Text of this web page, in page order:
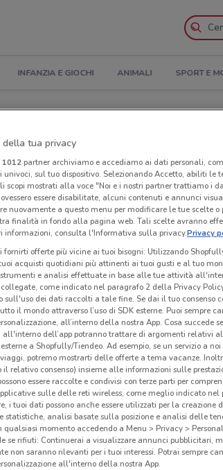
INFANZIA E GIOCHI ANIMALI SPORT E
e Indirizzi
Roma
volantini nella tua zona. Riprova più
della tua privacy
1012partner archiviamo e accediamo ai dati personali,
sul tuo dispositivo. Selezionando Accetto, abiliti le
scopi mostrati alla voce "Noi e i nostri partner trattiamo i
essere disabilitate, alcuni contenuti e annunci
nuovamente a questo menu per modificare le tue scelte
finalità in fondo alla pagina web. Tali scelte avranno
informazioni, consulta l'Informativa sulla privacy.Privacy
fornirti offerte più vicine ai tuoi bisogni: Utilizzando
acquisti quotidiani più attinenti ai tuoi gusti e al tuo
e analisi effettuate in base alle tue attività
come indicato nel paragrafo 2 della Privacy
sull'uso dei dati raccolti a tale fine. Se dai il tuo consenso
il mondo attraverso l’uso di SDK esterne. Puoi sempre
all’interno della nostra App. Cosa succede
all'interno dell’app potranno trattare di argomenti relativi
a Shopfully/Tiendeo. Ad esempio, se un servizio a
potremo mostrarti delle offerte a tema vacanze.
il relativo consenso) insieme alle informazioni sulle
essere raccolte e condivisi con terze parti per
sulle delle reti wireless, come meglio indicato
i tuoi dati possono anche essere utilizzati per la creazione
statistiche, analisi basate sulla posizione e analisi delle
qualsiasi momento accedendo a Menu > Privacy >
se rifiuti: Continuerai a visualizzare annunci pubblicitari,
non saranno rilevanti per i tuoi interessi. Potrai sempre
all'interno della nostra App.